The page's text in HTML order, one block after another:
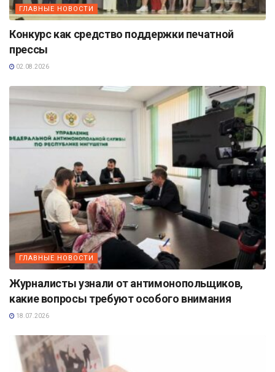
ГЛАВНЫЕ НОВОСТИ
Конкурс как средство поддержки печатной
прессы
02.08.2026
ГЛАВНЫЕ НОВОСТИ
Журналисты узнали от антимонопольщиков,
какие вопросы требуют особого внимания
18.07.2026